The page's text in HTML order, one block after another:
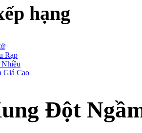
hạng
Rạp
Giá Cao
Đột